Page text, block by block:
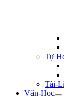
Tự
Tài-
Văn-Học